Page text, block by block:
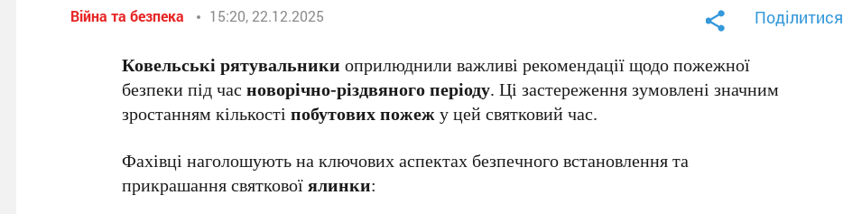
Війна та безпека 15:20, 22.12.2025 Поділитися
Ковельські рятувальники оприлюднили важливі рекомендації щодо пожежної
безпеки під часноворічно-різдвяного періоду. Ці застереження зумовлені значним
зростанням кількостіпобутових пожежу цей святковий час.
Фахівці наголошують на ключових аспектах безпечного встановлення та
прикрашання святковоїялинки: